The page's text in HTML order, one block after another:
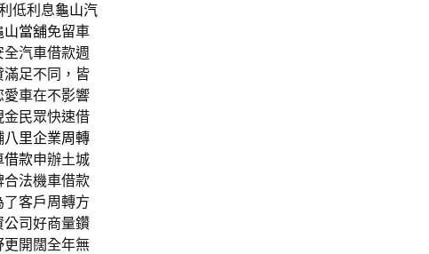
低利息龜山汽
山當舖免留車
全汽車借款週
滿足不同，皆
車在不影響
民眾快速借
八里企業周轉
借款申辦土城
合法機車借款
客戶周轉方
司好商量鑽
開闊全年無